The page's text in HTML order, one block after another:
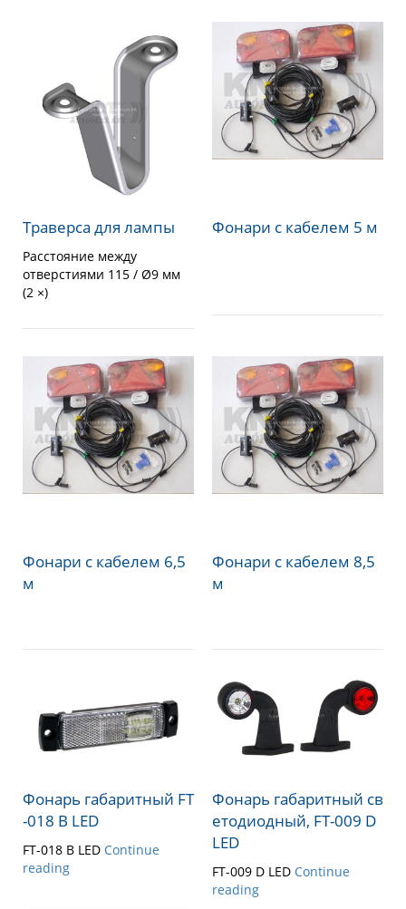
Траверса для лампы
Расстояние между
отверстиями 115 / Ø9 мм
(2 ×)
Фонари с кабелем 5 м
Фонари с кабелем 6,5
м
Фонари с кабелем 8,5
м
Фонарь габаритный FT
-018 B LED
FT-018 B LED Continue
reading
Фонарь габаритный св
етодиодный, FT-009 D
LED
FT-009 D LED Continue
reading